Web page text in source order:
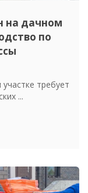
на дачном
по
требует
...